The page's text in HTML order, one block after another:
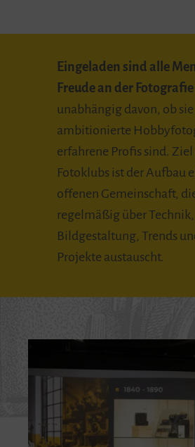
Eingeladen sind alle
Freude an der
unabhängig davon, ob
ambitionierte
erfahrene Profis sind. Ziel
Fotoklubs ist der Aufbau
offenen Gemeinschaft,
regelmäßig über Technik,
Bildgestaltung, Trends
Projekte austauscht.